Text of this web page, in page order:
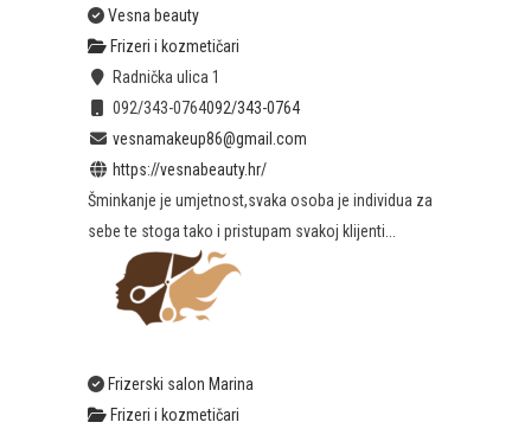
Vesna beauty
Frizeri i kozmetičari
Radnička ulica 1
092/343-0764092/343-0764
vesnamakeup86@gmail.com
https://vesnabeauty.hr/
Šminkanje je umjetnost,svaka osoba je individua za
sebe te stoga tako i pristupam svakoj klijenti...
Frizerski salon Marina
Frizeri i kozmetičari